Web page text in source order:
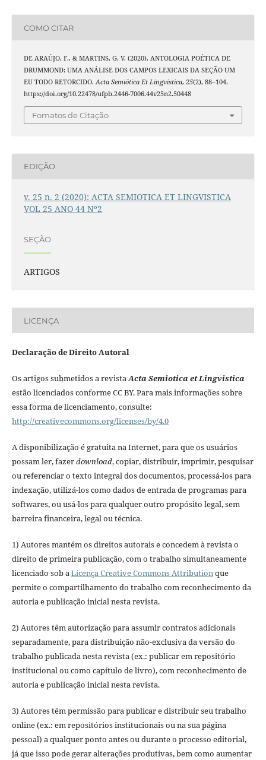
COMO CITAR
DE ARAÚJO, F., & MARTINS, G. V. (2020). ANTOLOGIA POÉTICA DE
DRUMMOND: UMA ANÁLISE DOS CAMPOS LEXICAIS DA SEÇÃO UM
EU TODO RETORCIDO.Acta Semiótica Et Lingvistica, 25(2), 88–104.
https://doi.org/10.22478/ufpb.2446-7006.44v25n2.50448
Fomatos de Citação
EDIÇÃO
v. 25 n. 2 (2020): ACTA SEMIOTICA ET LINGVISTICA
VOL 25 ANO 44 Nº2
SEÇÃO
ARTIGOS
LICENÇA
Declaração de Direito Autoral
Os artigos submetidos a revistaActa Semiotica et Lingvistica
estão licenciados conforme CC BY. Para mais informações sobre
essa forma de licenciamento, consulte:
http://creativecommons.org/licenses/by/4.0
A disponibilização é gratuita na Internet, para que os usuários
possam ler, fazerdownload, copiar, distribuir, imprimir, pesquisar
ou referenciar o texto integral dos documentos, processá-los para
indexação, utilizá-los como dados de entrada de programas para
softwares, ou usá-los para qualquer outro propósito legal, sem
barreira financeira, legal ou técnica.
1) Autores mantém os direitos autorais e concedem à revista o
direito de primeira publicação, com o trabalho simultaneamente
licenciado sob aLicença Creative Commons Attributionque
permite o compartilhamento do trabalho com reconhecimento da
autoria e publicação inicial nesta revista.
2) Autores têm autorização para assumir contratos adicionais
separadamente, para distribuição não-exclusiva da versão do
trabalho publicada nesta revista (ex.: publicar em repositório
institucional ou como capítulo de livro), com reconhecimento de
autoria e publicação inicial nesta revista.
3) Autores têm permissão para publicar e distribuir seu trabalho
online (ex.: em repositórios institucionais ou na sua página
pessoal) a qualquer ponto antes ou durante o processo editorial,
já que isso pode gerar alterações produtivas, bem como aumentar